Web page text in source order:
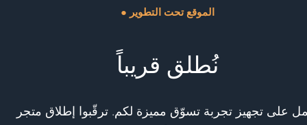
● الموقع تحت التطوير
نُطلق قريباً
على تجهيز تجربة تسوّق مميزة لكم. ترقّبوا إطلاق متجر